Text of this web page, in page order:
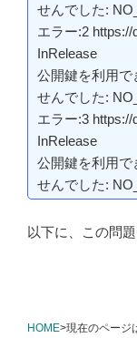
せんでした:
エラー:2
InRelease
公開鍵を利用で
せんでした:
エラー:3
InRelease
公開鍵を利用で
せんでした:
以下に、この問
HOME>現在のページ